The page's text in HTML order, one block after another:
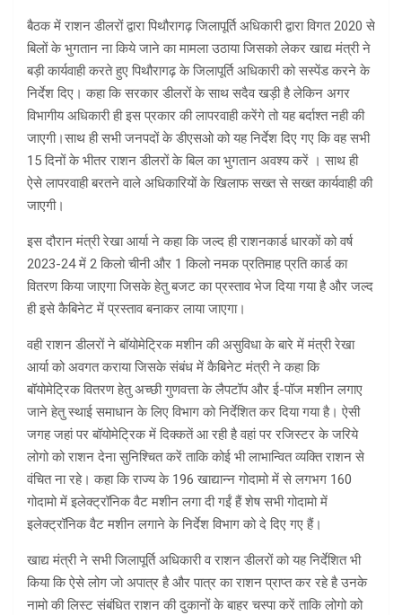
बैठक में राशन डीलरों द्वारा पिथौरागढ़ जिलापूर्ति अधिकारी द्वारा विगत 2020 से
बिलों के भुगतान ना किये जाने का मामला उठाया जिसको लेकर खाद्य मंत्री ने
बड़ी कार्यवाही करते हुए पिथौरागढ़ के जिलापूर्ति अधिकारी को सस्पेंड करने के
निर्देश दिए। कहा कि सरकार डीलरों के साथ सदैव खड़ी है लेकिन अगर
विभागीय अधिकारी ही इस प्रकार की लापरवाही करेंगे तो यह बर्दाश्त नही की
जाएगी।साथ ही सभी जनपदों के डीएसओ को यह निर्देश दिए गए कि वह सभी
15 दिनों के भीतर राशन डीलरों के बिल का भुगतान अवश्य करें । साथ ही
ऐसे लापरवाही बरतने वाले अधिकारियों के खिलाफ सख्त से सख्त कार्यवाही की
जाएगी।
इस दौरान मंत्री रेखा आर्या ने कहा कि जल्द ही राशनकार्ड धारकों को वर्ष
2023-24 में 2 किलो चीनी और 1 किलो नमक प्रतिमाह प्रति कार्ड का
वितरण किया जाएगा जिसके हेतु बजट का प्रस्ताव भेज दिया गया है और जल्द
ही इसे कैबिनेट में प्रस्ताव बनाकर लाया जाएगा।
वही राशन डीलरों ने बॉयोमेट्रिक मशीन की असुविधा के बारे में मंत्री रेखा
आर्या को अवगत कराया जिसके संबंध में कैबिनेट मंत्री ने कहा कि
बॉयोमेट्रिक वितरण हेतु अच्छी गुणवत्ता के लैपटॉप और ई-पॉज मशीन लगाए
जाने हेतु स्थाई समाधान के लिए विभाग को निर्देशित कर दिया गया है। ऐसी
जगह जहां पर बॉयोमेट्रिक में दिक्कतें आ रही है वहां पर रजिस्टर के जरिये
लोगो को राशन देना सुनिश्चित करें ताकि कोई भी लाभान्वित व्यक्ति राशन से
वंचित ना रहे। कहा कि राज्य के 196 खाद्यान्न गोदामो में से लगभग 160
गोदामो में इलेक्ट्रॉनिक वैट मशीन लगा दी गईं हैं शेष सभी गोदामो में
इलेक्ट्रॉनिक वैट मशीन लगाने के निर्देश विभाग को दे दिए गए हैं।
खाद्य मंत्री ने सभी जिलापूर्ति अधिकारी व राशन डीलरों को यह निर्देशित भी
किया कि ऐसे लोग जो अपात्र है और पात्र का राशन प्राप्त कर रहे है उनके
नामो की लिस्ट संबंधित राशन की दुकानों के बाहर चस्पा करें ताकि लोगो को